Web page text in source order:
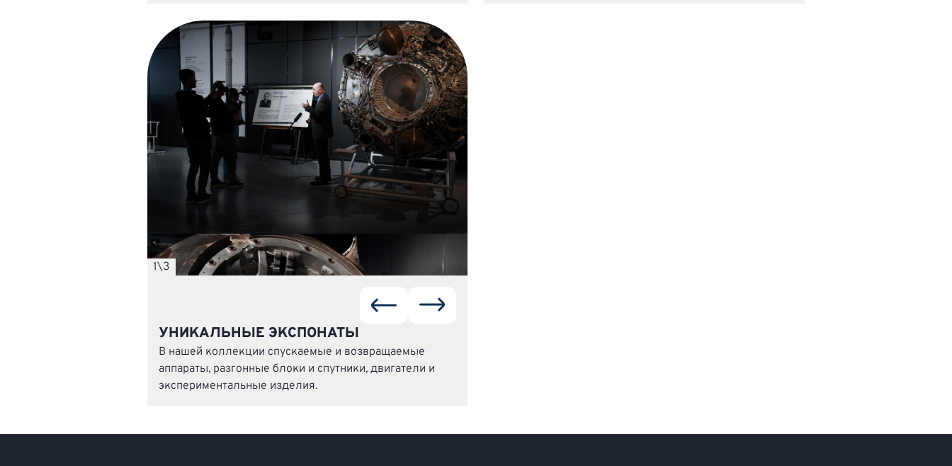
1\3
УНИКАЛЬНЫЕ ЭКСПОНАТЫ
В нашей коллекции спускаемые и возвращаемые
аппараты, разгонные блоки и спутники, двигатели и
экспериментальные изделия.